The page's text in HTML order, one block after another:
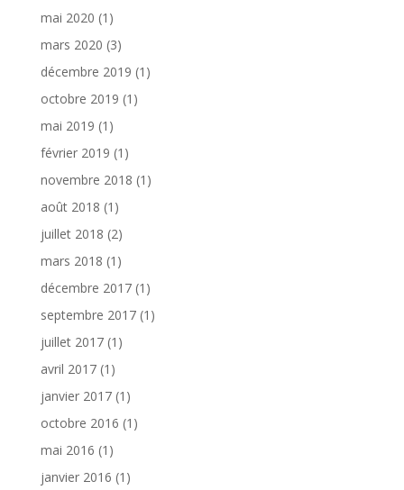
mai 2020 (1)
mars 2020 (3)
décembre 2019 (1)
octobre 2019 (1)
mai 2019 (1)
février 2019 (1)
novembre 2018 (1)
août 2018 (1)
juillet 2018 (2)
mars 2018 (1)
décembre 2017(1)
septembre 2017(1)
juillet 2017(1)
avril 2017(1)
janvier 2017(1)
octobre 2016 (1)
mai 2016 (1)
janvier 2016 (1)